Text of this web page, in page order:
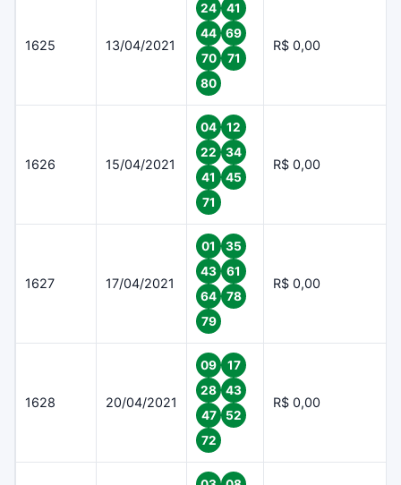
1625 13/04/2021
24
41
44
69
70
71
80
R$ 0,00
1626 15/04/2021
04
12
22
34
41
45
71
R$ 0,00
1627 17/04/2021
01
35
43
61
64
78
79
R$ 0,00
1628 20/04/2021
09
17
28
43
47
52
72
R$ 0,00